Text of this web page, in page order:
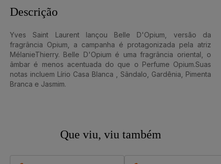
Descrição
Yves Saint Laurent lançou Belle D'Opium, versão da
fragrância Opium, a campanha é protagonizada pela atriz
MélanieThierry. Belle D'Opium é uma fragrância oriental, o
âmbar é menos acentuada do que o Perfume Opium.Suas
notas incluem Lírio Casa Blanca , Sândalo, Gardênia, Pimenta
Branca e Jasmim.
Que viu, viu também